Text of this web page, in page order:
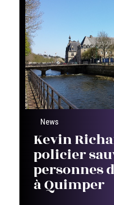
News
Kevin
policier
personnes
à Quimper